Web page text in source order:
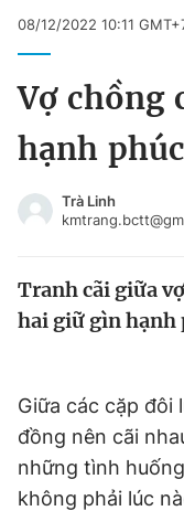
Chuyên mục
Chào ngày mới
Tin thị trường
Sản phẩm khác
Tiện ích
Đổi mật khẩu
Tin đã lưu
Tin đã xem
08/12/2022 10:11
Vợ chồng
hạnh
Trà Linh
Tranh cãi giữa
hai giữ gìn hạnh
Giữa các cặp đôi
đồng nên cãi
những tình
không phải lúc